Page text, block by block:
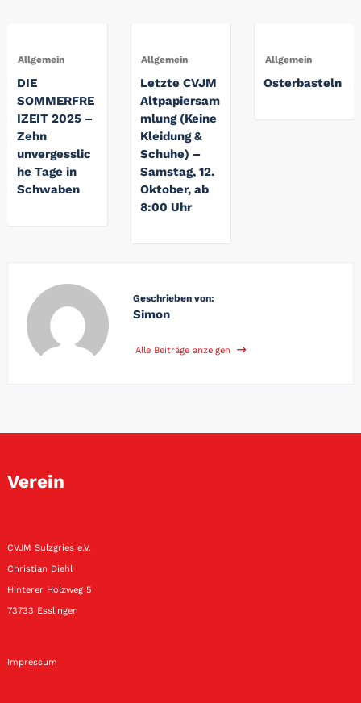
Allgemein
DIE
SOMMERFRE
IZEIT 2025 –
Zehn
unvergesslic
he Tage in
Schwaben
Allgemein
Letzte CVJM
Altpapiersam
mlung (Keine
Kleidung &
Schuhe) –
Samstag, 12.
Oktober, ab
8:00 Uhr
Allgemein
Osterbasteln
Geschrieben von:
Simon
Alle Beiträge anzeigen
Verein
CVJM Sulzgries e.V.
Christian Diehl
Hinterer Holzweg 5
73733 Esslingen
Impressum